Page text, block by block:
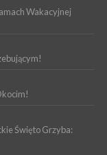
Wakacyjnej
Święto Grzyba: